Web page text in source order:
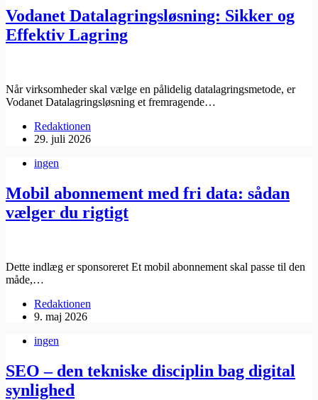
Vodanet Datalagringsløsning: Sikker og
Effektiv Lagring
Når virksomheder skal vælge en pålidelig datalagringsmetode, er
Vodanet Datalagringsløsning et fremragende…
Redaktionen
29. juli 2026
ingen
Mobil abonnement med fri data: sådan
vælger du rigtigt
Dette indlæg er sponsoreret Et mobil abonnement skal passe til den
måde,…
Redaktionen
9. maj 2026
ingen
SEO – den tekniske disciplin bag digital
synlighed